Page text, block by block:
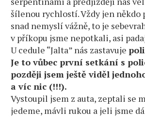
šílenou rychlostí. Vždy jen někdo
snad nemyslí vážně, to je
v příkopu jsme nepotkali, asi
U cedule “Jalta” nás zastavuje
Je to vůbec první setkání s
později jsem ještě viděl
a víc nic (!!!).
Vystoupil jsem z auta, zeptali se
jedeme, mávli rukou a jeli jsme